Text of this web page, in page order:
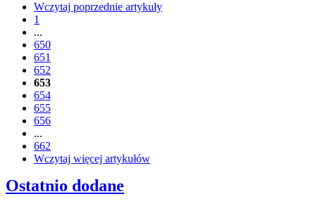
Wczytaj poprzednie artykuły
1
...
650
651
652
653
654
655
656
...
662
Wczytaj więcej artykułów
Ostatnio dodane